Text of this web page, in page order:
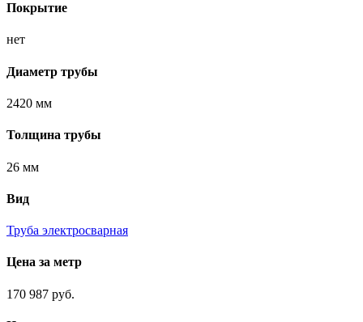
Покрытие
нет
Диаметр трубы
2420 мм
Толщина трубы
26 мм
Вид
Труба электросварная
Цена за метр
170 987 руб.